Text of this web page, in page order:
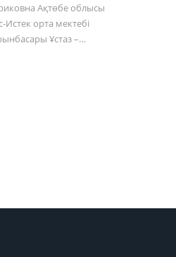
Ақтөбе облысы
орта мектебі
Ұстаз –…